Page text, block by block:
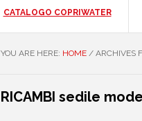
CATALOGO COPRIWATER
YOU ARE HERE: HOME /ARCHIVES
RICAMBI sedile